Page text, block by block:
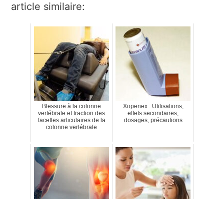
article similaire:
Blessure à la colonne
vertébrale et traction des
facettes articulaires de la
colonne vertébrale
Xopenex : Utilisations,
effets secondaires,
dosages, précautions